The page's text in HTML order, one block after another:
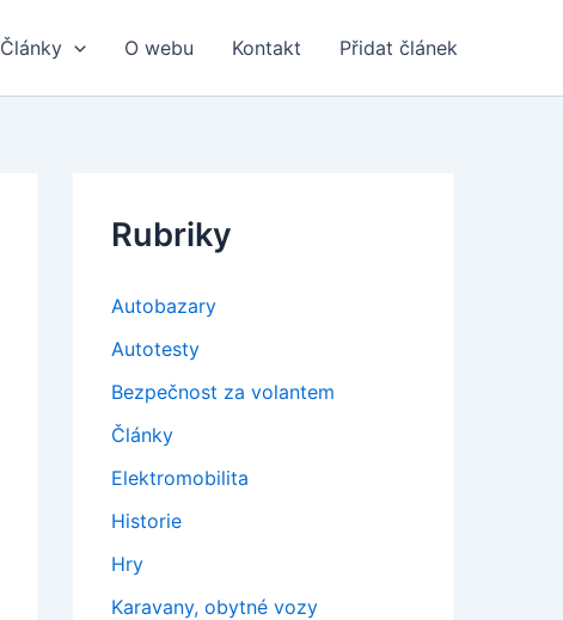
Články O webu Kontakt Přidat článek
Rubriky
Autobazary
Autotesty
Bezpečnost za volantem
Články
Elektromobilita
Historie
Hry
Karavany, obytné vozy